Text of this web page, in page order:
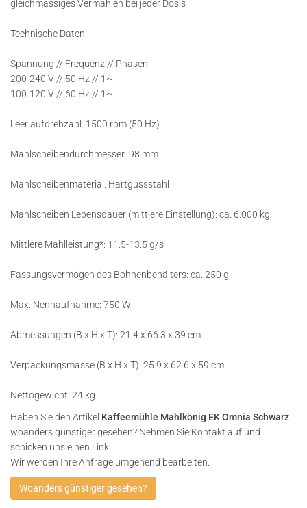
gleichmässiges Vermahlen bei jeder Dosis
Technische Daten:
Spannung // Frequenz // Phasen:
200-240 V // 50 Hz // 1~
100-120 V // 60 Hz // 1~
Leerlaufdrehzahl: 1500 rpm (50 Hz)
Mahlscheibendurchmesser: 98 mm
Mahlscheibenmaterial: Hartgussstahl
Mahlscheiben Lebensdauer (mittlere Einstellung): ca. 6.000 kg
Mittlere Mahlleistung*: 11.5-13.5 g/s
Fassungsvermögen des Bohnenbehälters: ca. 250 g
Max. Nennaufnahme: 750 W
Abmessungen (B x H x T): 21.4 x 66.3 x 39 cm
Verpackungsmasse (B x H x T): 25.9 x 62.6 x 59 cm
Nettogewicht: 24 kg
Haben Sie den Artikel Kaffeemühle Mahlkönig EK Omnia Schwarz
woanders günstiger gesehen? Nehmen Sie Kontakt auf und
schicken uns einen Link.
Wir werden Ihre Anfrage umgehend bearbeiten.
Woanders günstiger gesehen?